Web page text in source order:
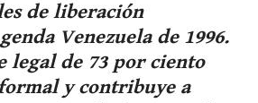
de liberación
Venezuela de 1996.
legal de 73 por ciento
y contribuye a